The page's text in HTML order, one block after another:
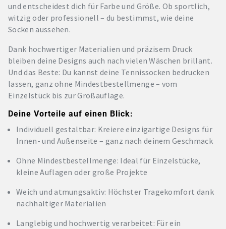
und entscheidest dich für Farbe und Größe. Ob sportlich,
witzig oder professionell – du bestimmst, wie deine
Socken aussehen.
Dank hochwertiger Materialien und präzisem Druck
bleiben deine Designs auch nach vielen Wäschen brillant.
Und das Beste: Du kannst deine Tennissocken bedrucken
lassen, ganz ohne Mindestbestellmenge – vom
Einzelstück bis zur Großauflage.
Deine Vorteile auf einen Blick:
Individuell gestaltbar: Kreiere einzigartige Designs für
Innen- und Außenseite – ganz nach deinem Geschmack
Ohne Mindestbestellmenge: Ideal für Einzelstücke,
kleine Auflagen oder große Projekte
Weich und atmungsaktiv: Höchster Tragekomfort dank
nachhaltiger Materialien
Langlebig und hochwertig verarbeitet: Für ein